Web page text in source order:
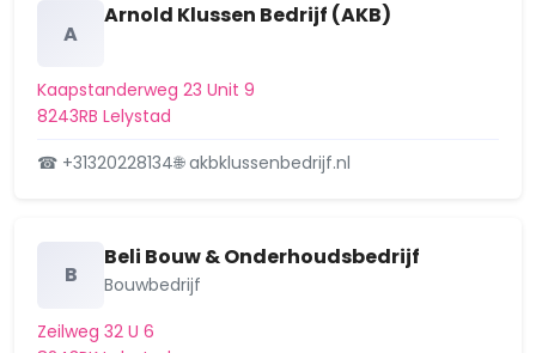
A
Arnold Klussen Bedrijf (AKB)
Kaapstanderweg 23 Unit 9
8243RB Lelystad
☎ +31320228134🌐 akbklussenbedrijf.nl
B
Beli Bouw & Onderhoudsbedrijf
Bouwbedrijf
Zeilweg 32 U 6